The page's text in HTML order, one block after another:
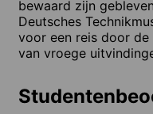
bewaard zijn
Deutsches
voor een reis door de
van vroege